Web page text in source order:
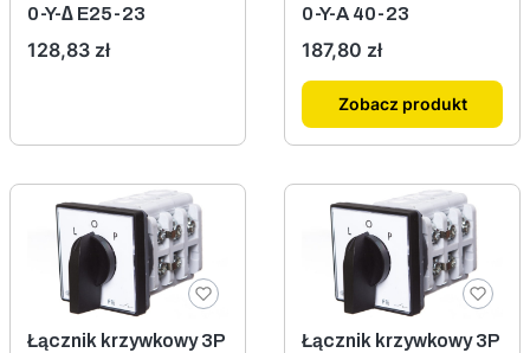
0-Y-∆ E25-23
Cena
128,83 zł
0-Y-A 40-23
Cena
187,80 zł
Zobacz produkt
Łącznik krzywkowy 3P
Łącznik krzywkowy 3P